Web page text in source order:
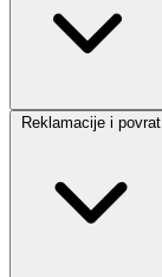
Reklamacije i povrat